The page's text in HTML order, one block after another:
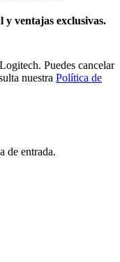
y ventajas exclusivas.
Puedes cancelar
nuestra Política de
de entrada.